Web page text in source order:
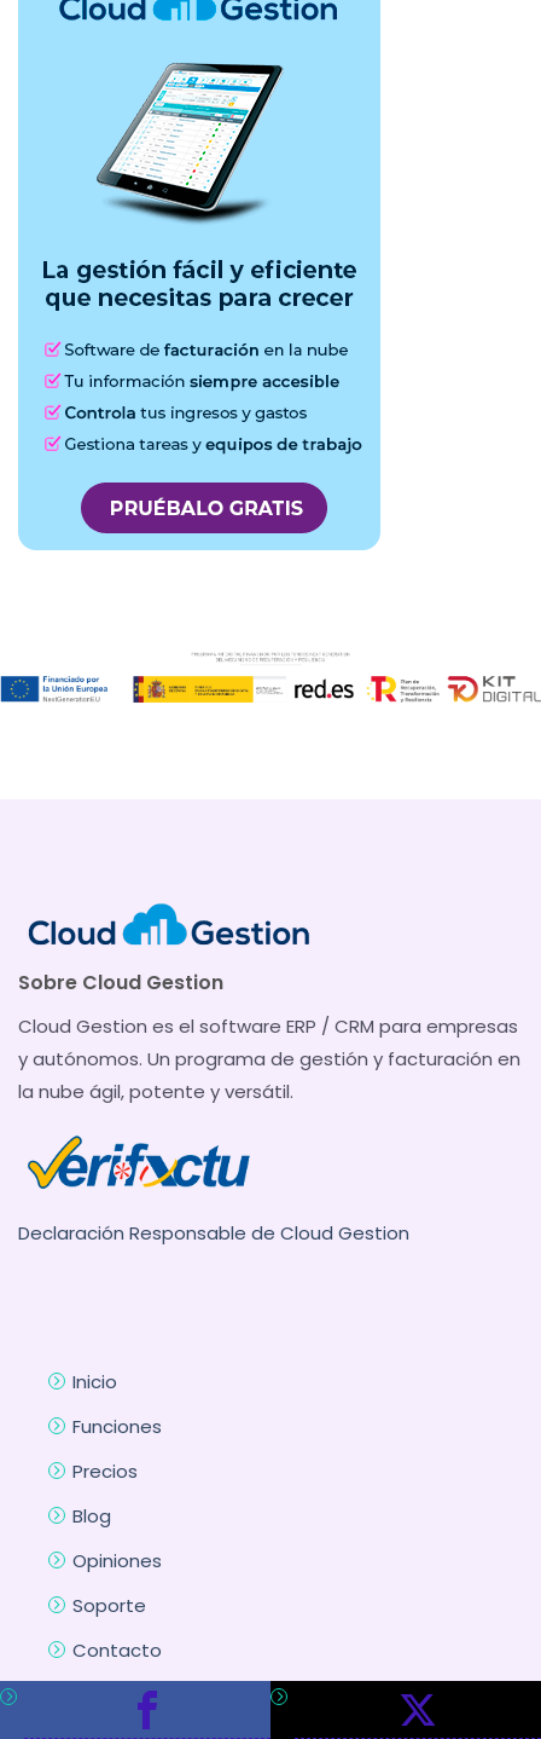
Sobre Cloud Gestion
Cloud Gestion es el software ERP / CRM para empresas
y autónomos. Un programa de gestión y facturación en
la nube ágil, potente y versátil.
Declaración Responsable de Cloud Gestion
Inicio
Funciones
Precios
Blog
Opiniones
Soporte
Contacto